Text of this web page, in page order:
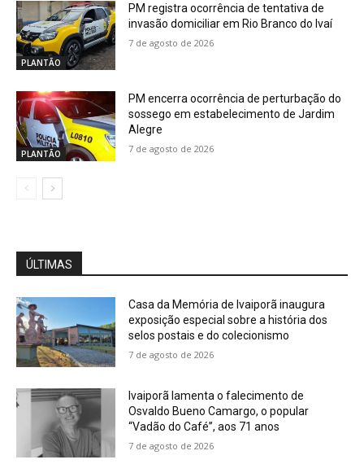
PLANTÃO
PM registra ocorrência de tentativa de
invasão domiciliar em Rio Branco do Ivaí
7 de agosto de 2026
PLANTÃO
PM encerra ocorrência de perturbação do
sossego em estabelecimento de Jardim
Alegre
7 de agosto de 2026
ÚLTIMAS
Casa da Memória de Ivaiporã inaugura
exposição especial sobre a história dos
selos postais e do colecionismo
7 de agosto de 2026
Ivaiporã lamenta o falecimento de
Osvaldo Bueno Camargo, o popular
“Vadão do Café”, aos 71 anos
7 de agosto de 2026